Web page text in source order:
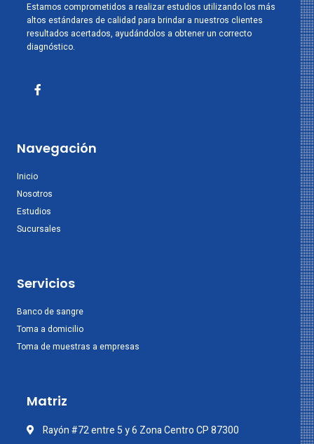
Estamos comprometidos a realizar estudios utilizando los más
altos estándares de calidad para brindar a nuestros clientes
resultados acertados, ayudándolos a obtener un correcto
diagnóstico.
Navegación
Inicio
Nosotros
Estudios
Sucursales
Servicios
Banco de sangre
Toma a domicilio
Toma de muestras a empresas
Matriz
Rayón #72 entre 5 y 6 Zona Centro CP 87300